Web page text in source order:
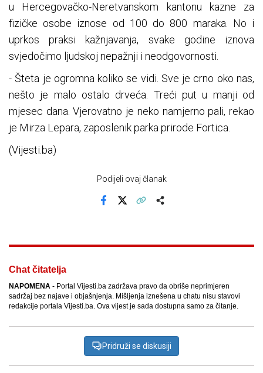
u Hercegovačko-Neretvanskom kantonu kazne za
fizičke osobe iznose od 100 do 800 maraka. No i
uprkos praksi kažnjavanja, svake godine iznova
svjedočimo ljudskoj nepažnji i neodgovornosti.
- Šteta je ogromna koliko se vidi. Sve je crno oko nas,
nešto je malo ostalo drveća. Treći put u manji od
mjesec dana. Vjerovatno je neko namjerno pali, rekao
je Mirza Lepara, zaposlenik parka prirode Fortica.
(Vijesti.ba)
Podijeli ovaj članak
Chat čitatelja
NAPOMENA - Portal Vijesti.ba zadržava pravo da obriše neprimjeren
sadržaj bez najave i objašnjenja. Mišljenja iznešena u chatu nisu stavovi
redakcije portala Vijesti.ba. Ova vijest je sada dostupna samo za čitanje.
Pridruži se diskusiji